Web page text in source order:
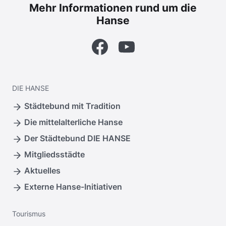
Mehr Informationen rund um die
Hanse
FacebookYouTube
DIE HANSE
Städtebund mit Tradition
Die mittelalterliche Hanse
Der Städtebund DIE HANSE
Mitgliedsstädte
Aktuelles
Externe Hanse-Initiativen
Tourismus